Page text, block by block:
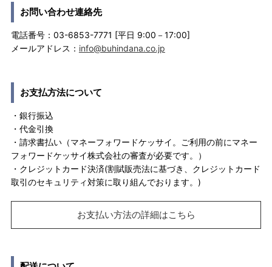
お問い合わせ連絡先
電話番号：03-6853-7771 [平日 9:00－17:00]
メールアドレス： info@buhindana.co.jp
お支払方法について
・銀行振込
・代金引換
・請求書払い（マネーフォワードケッサイ。ご利用の前にマネー
フォワードケッサイ株式会社の審査が必要です。）
・クレジットカード決済(割賦販売法に基づき、クレジットカード
取引のセキュリティ対策に取り組んでおります。)
お支払い方法の詳細はこちら